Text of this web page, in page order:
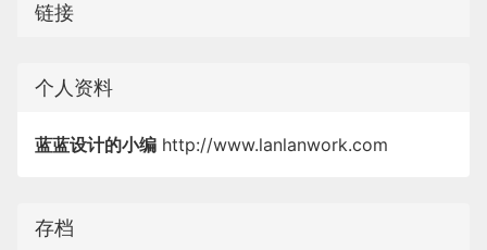
链接
个人资料
蓝蓝设计的小编 http://www.lanlanwork.com
存档